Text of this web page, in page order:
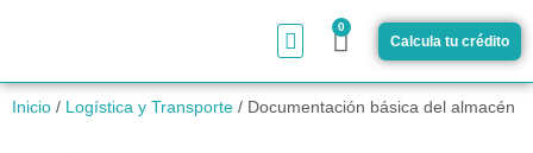
0
Calcula tu crédito
Inicio / Logística y Transporte / Documentación básica del almacén